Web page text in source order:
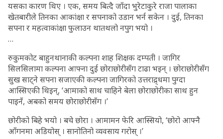
यसका कारण थिए । एक, समय बित्दै जाँदा भुरेटाकुरे राजा पालाका
खेतबारीले तिनका आकांक्षा र सपनाको उडान भर्न सकेन । दुई, तिनका
सपना र महत्वाकांक्षा फुलाउन थातथलो नपुग भयो ।
…
रुकुमकोट बाहुनथानाकी कल्पना शाह शिक्षक दम्पती । जागिर
सिलसिलामा कल्पना आफ्ना दुई छोराछोरीसँग टाढा भइन् । छोराछोरीसँग
सुख साट्ने सपना सजाएकी कल्पना जागिरको उत्तराद्र्धमा पुग्दा
आस्सिएकी थिइन्, ‘आमाको साथ चाहिने बेला छोराछोरीका साथ हुन
पाइनँ, अबको समय छोराछोरीसँग ।’
छोरीको बिहे भयो । बचे छोरा । आमामन फेरि आस्सियो, ‘छोरो आफ्नै
आँगनमा अडियोस् । सानोतिनो व्यवसाय गरोस् ।’